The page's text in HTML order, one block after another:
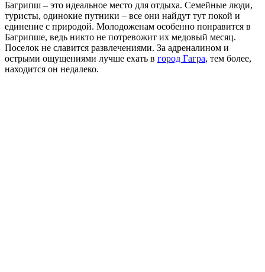
Багрипш – это идеальное место для отдыха. Семейные люди,
туристы, одинокие путники – все они найдут тут покой и
единение с природой. Молодоженам особенно понравится в
Багрипше, ведь никто не потревожит их медовый месяц.
Поселок не славится развлечениями. За адреналином и
острыми ощущениями лучше ехать в город Гагра, тем более,
находится он недалеко.